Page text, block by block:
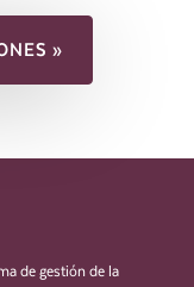
»
de gestión de la